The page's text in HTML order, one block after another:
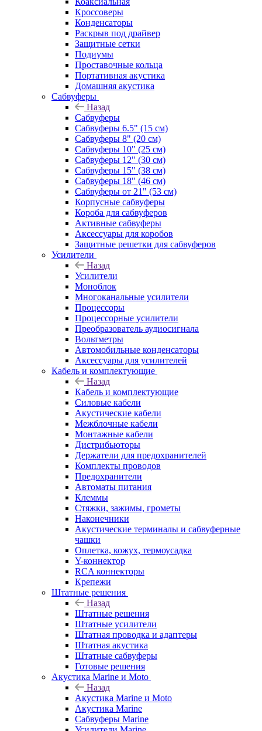
Кроссоверы
Конденсаторы
Раскрыв под драйвер
Защитные сетки
Подиумы
Проставочные кольца
Портативная акустика
Домашняя акустика
Сабвуферы
Назад
Сабвуферы
Сабвуферы 6.5" (15 см)
Сабвуферы 8" (20 см)
Сабвуферы 10" (25 см)
Сабвуферы 12" (30 см)
Сабвуферы 15" (38 см)
Сабвуферы 18" (46 см)
Сабвуферы от 21" (53 см)
Корпусные сабвуферы
Короба для сабвуферов
Активные сабвуферы
Аксессуары для коробов
Защитные решетки для сабвуферов
Усилители
Назад
Усилители
Моноблок
Многоканальные усилители
Процессоры
Процессорные усилители
Преобразователь аудиосигнала
Вольтметры
Автомобильные конденсаторы
Аксессуары для усилителей
Кабель и комплектующие
Назад
Кабель и комплектующие
Силовые кабели
Акустические кабели
Межблочные кабели
Монтажные кабели
Дистрибьюторы
Держатели для предохранителей
Комплекты проводов
Предохранители
Автоматы питания
Клеммы
Стяжки, зажимы, грометы
Наконечники
Акустические терминалы и сабвуферные
чашки
Оплетка, кожух, термоусадка
Y-коннектор
RCA коннекторы
Крепежи
Штатные решения
Назад
Штатные решения
Штатные усилители
Штатная проводка и адаптеры
Штатная акустика
Штатные сабвуферы
Готовые решения
Акустика Marine и Moto
Назад
Акустика Marine и Moto
Акустика Marine
Сабвуферы Marine